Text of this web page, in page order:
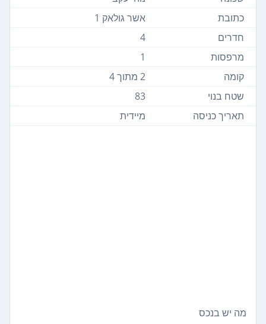
כתובת
אשר גולאק 1
חדרים
4
מרפסות
1
קומה
2 מתוך 4
שטח בנוי
83
תאריך כניסה
מיידית
מה יש בנכס